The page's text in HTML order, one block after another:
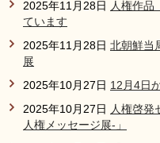
2025年11月28日 人権作品
ています
2025年11月28日 北朝鮮当
展
2025年10月27日 12月4日
2025年10月27日 人権啓発
人権メッセージ展-」